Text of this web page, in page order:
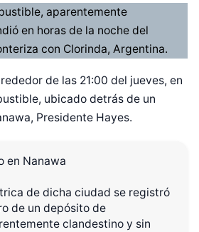
aparentemente
en horas de la noche del
con Clorinda, Argentina.
de las 21:00 del jueves, en
ubicado detrás de un
Presidente Hayes.
en Nanawa
de dicha ciudad se registró
de un depósito de
clandestino y sin